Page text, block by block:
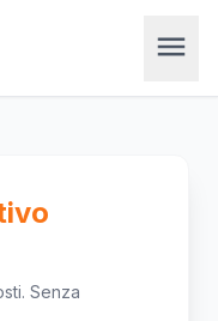
menu
Senza